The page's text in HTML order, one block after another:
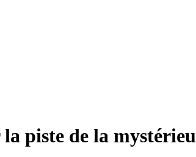
piste de la